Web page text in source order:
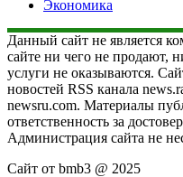
Экономика
Данный сайт не является
сайте ни чего не продают,
услуги не оказываются.
новостей RSS канала
newsru.com. Материалы
ответственность за
Администрация сайта не
Сайт от bmb3 @ 2025